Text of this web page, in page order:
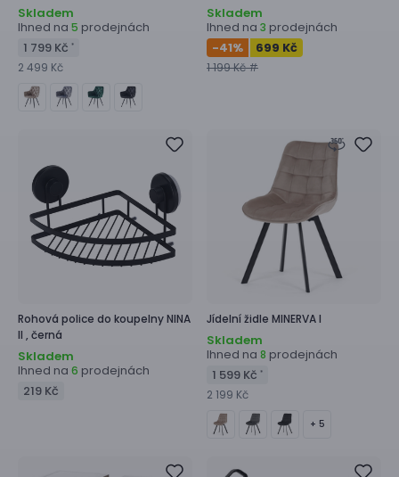
Skladem
Ihned na 5 prodejnách
1 799 Kč *
2 499 Kč
Skladem
Ihned na 3 prodejnách
-41% 699 Kč
1 199 Kč #
Rohová police do koupelnyNINA
II , černá
Skladem
Ihned na 6 prodejnách
219 Kč
Jídelní židle MINERVA I
Skladem
Ihned na 8 prodejnách
1 599 Kč *
2 199 Kč
+ 5